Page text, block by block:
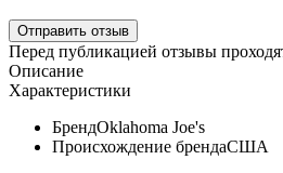
Перед публикацией отзывы
Описание
Характеристики
БрендOklahoma Joe's
Происхождение брендаСША